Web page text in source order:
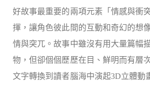
好故事最重要的兩項元素「情感與衝
揮，讓角色彼此間的互動和奇幻的想
情與突兀。故事中雖沒有用大量篇幅
物，但卻個個歷歷在目、鮮明而有層
文字轉換到讀者腦海中演起3D立體動